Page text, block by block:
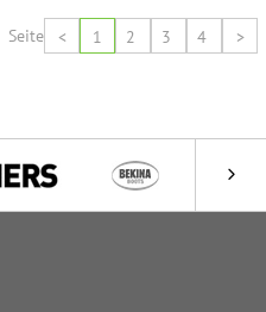
Seite < 1 2 3 4 >